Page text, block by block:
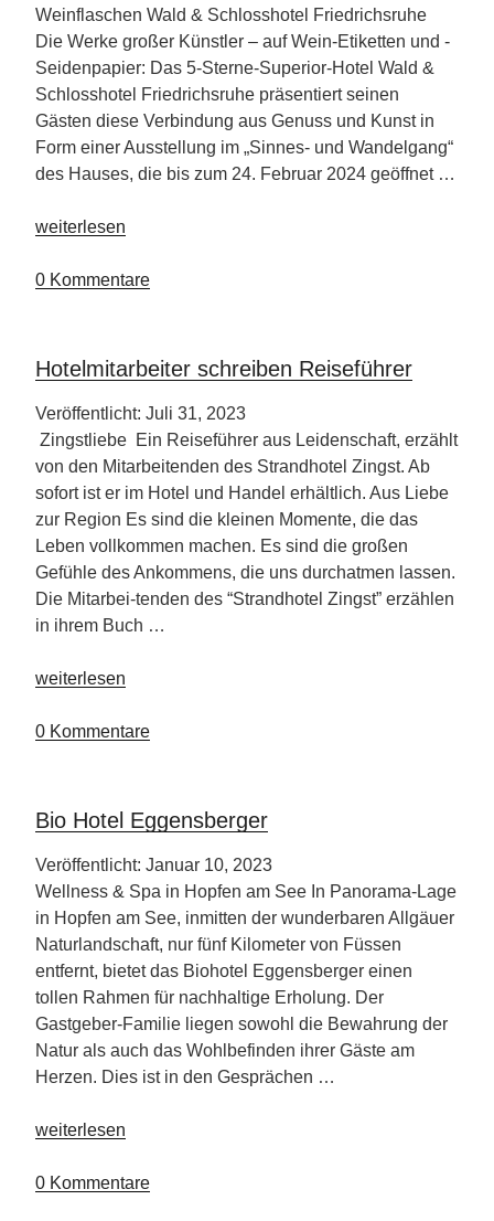
Weinflaschen Wald & Schlosshotel Friedrichsruhe
Die Werke großer Künstler – auf Wein-Etiketten und -
Seidenpapier: Das 5-Sterne-Superior-Hotel Wald &
Schlosshotel Friedrichsruhe präsentiert seinen
Gästen diese Verbindung aus Genuss und Kunst in
Form einer Ausstellung im „Sinnes- und Wandelgang“
des Hauses, die bis zum 24. Februar 2024 geöffnet …
„Wald
Schlosshotel
weiterlesen
0 Kommentare
Hotelmitarbeiter schreiben Reiseführer
Veröffentlicht: Juli 31, 2023
Zingstliebe Ein Reiseführer aus Leidenschaft, erzählt
von den Mitarbeitenden des Strandhotel Zingst. Ab
sofort ist er im Hotel und Handel erhältlich. Aus Liebe
zur Region Es sind die kleinen Momente, die das
Leben vollkommen machen. Es sind die großen
Gefühle des Ankommens, die uns durchatmen lassen.
Die Mitarbei-tenden des “Strandhotel Zingst” erzählen
in ihrem Buch …
„Hotelmitarbeiter
Reiseführer“
weiterlesen
0 Kommentare
Bio Hotel Eggensberger
Veröffentlicht: Januar 10, 2023
Wellness & Spa in Hopfen am See In Panorama-Lage
in Hopfen am See, inmitten der wunderbaren Allgäuer
Naturlandschaft, nur fünf Kilometer von Füssen
entfernt, bietet das Biohotel Eggensberger einen
tollen Rahmen für nachhaltige Erholung. Der
Gastgeber-Familie liegen sowohl die Bewahrung der
Natur als auch das Wohlbefinden ihrer Gäste am
Herzen. Dies ist in den Gesprächen …
„Bio
Eggensberger“
weiterlesen
0 Kommentare